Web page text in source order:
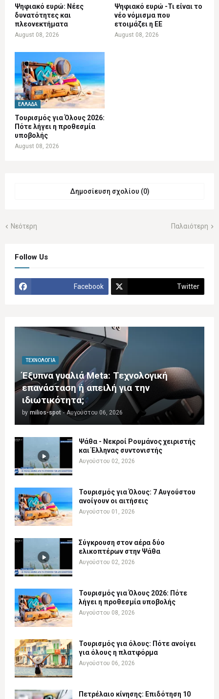
Ψηφιακό ευρώ: Νέες
δυνατότητες και
πλεονεκτήματα
August 08, 2026
Ψηφιακό ευρώ -Τι είναι το
νέο νόμισμα που
ετοιμάζει η ΕΕ
August 08, 2026
ΕΛΛΆΔΑ
Τουρισμός για Όλους 2026:
Πότε λήγει η προθεσμία
υποβολής
August 08, 2026
Δημοσίευση σχολίου (0)
Νεότερη Παλαιότερη
Follow Us
Facebook Twitter
ΤΕΧΝΟΛΟΓΊΑ
Έξυπνα γυαλιά Meta: Τεχνολογική
επανάσταση ή απειλή για την
ιδιωτικότητα;
by milios-spot - Αυγούστου 06, 2026
Ψάθα - Νεκροί Ρουμάνος χειριστής
και Έλληνας συντονιστής
Αυγούστου 02, 2026
Τουρισμός για Όλους: 7 Αυγούστου
ανοίγουν οι αιτήσεις
Αυγούστου 01, 2026
Σύγκρουση στον αέρα δύο
ελικοπτέρων στην Ψάθα
Αυγούστου 02, 2026
Τουρισμός για Όλους 2026: Πότε
λήγει η προθεσμία υποβολής
Αυγούστου 08, 2026
Τουρισμός για όλους: Πότε ανοίγει
για όλους η πλατφόρμα
Αυγούστου 06, 2026
Πετρέλαιο κίνησης: Επιδότηση 10